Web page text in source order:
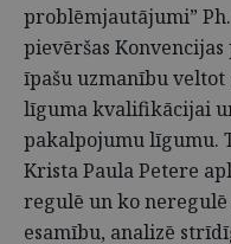
problēmjautājumi”
pievēršas
īpašu uzmanību
līguma kvalifikācijai
pakalpojumu līgumu.
Krista Paula Petere
regulē un ko
esamību, analizē